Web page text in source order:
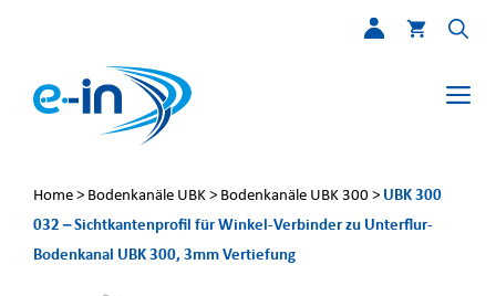
Home> Bodenkanäle UBK> Bodenkanäle UBK 300 > UBK 300
032 – Sichtkantenprofil für Winkel-Verbinder zu Unterflur-
Bodenkanal UBK 300, 3mm Vertiefung